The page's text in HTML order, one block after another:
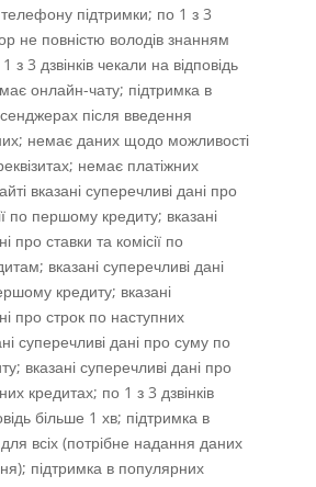
підтримки; по 1 з 3
не повністю володів знанням
з 3 дзвінків чекали на відповідь
онлайн-чату; підтримка в
після введення
немає даних щодо можливості
немає платіжних
вказані суперечливі дані про
по першому кредиту; вказані
про ставки та комісії по
вказані суперечливі дані
кредиту; вказані
про строк по наступних
суперечливі дані про суму по
вказані суперечливі дані про
кредитах; по 1 з 3 дзвінків
більше 1 хв; підтримка в
всіх (потрібне надання даних
підтримка в популярних